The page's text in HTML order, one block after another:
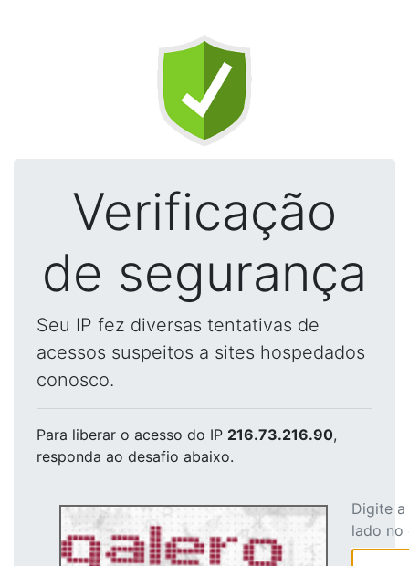
Verificação
de segurança
Seu IP fez diversas tentativas de
acessos suspeitos a sites hospedados
conosco.
Para liberar o acesso do IP 216.73.216.90,
responda ao desafio abaixo.
Digite
lado no